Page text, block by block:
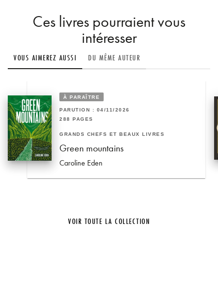
Ces livres pourraient vous
intéresser
VOUS AIMEREZ AUSSI DU MÊME AUTEUR
À PARAÎTRE
PARUTION : 04/11/2026
288 PAGES
GRANDS CHEFS ET BEAUX LIVRES
Green mountains
Caroline Eden
VOIR TOUTE LA COLLECTION